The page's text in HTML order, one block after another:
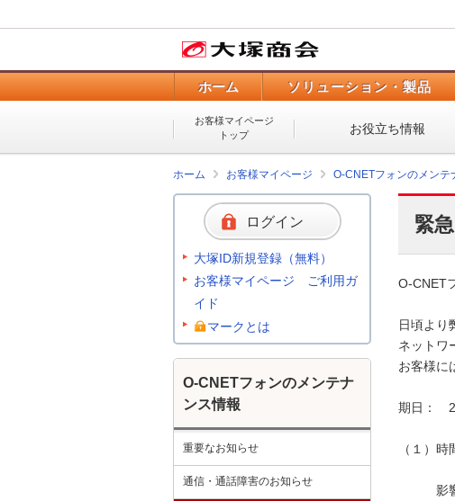
ホーム ソリューション・製品
お客様マイページ
トップ
お役立ち情報
ホーム お客様マイページ O-CNETフォンのメンテ
緊
O-CNET
日頃より
ネットワ
お客様に
期日：　
（１）
影響エ
ログイン
大塚ID新規登録（無料）
お客様マイページ ご利用ガ
イド
マークとは
O-CNETフォンのメンテナ
ンス情報
重要なお知らせ
通信・通話障害のお知らせ